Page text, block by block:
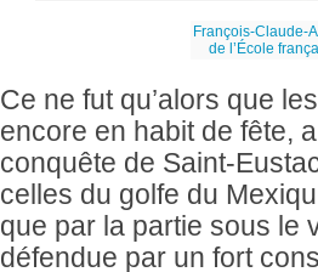
François-Claude-
de l’École
Ce ne fut qu’alors que
encore en habit de fête,
conquête de Saint-
celles du golfe du
que par la partie sous le
défendue par un fort